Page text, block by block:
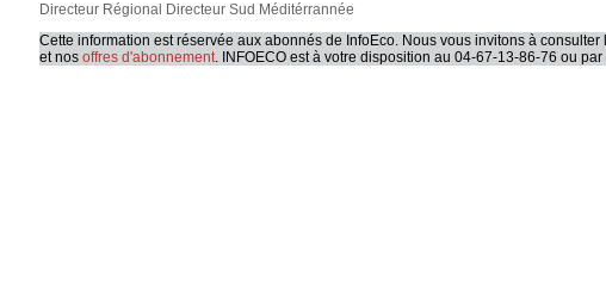
Directeur Régional Directeur Sud Méditérrannée
Cette information est réservée aux abonnés de InfoEco. Nous vous invitons à consulter
et nos offres d'abonnement. INFOECO est à votre disposition au 04-67-13-86-76 ou par